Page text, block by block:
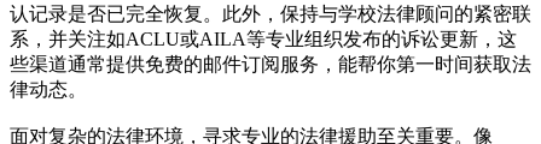
认记录是否已完全恢复。此外，保持与学校法律顾问的紧密联
系，并关注如ACLU或AILA等专业组织发布的诉讼更新，这
些渠道通常提供免费的邮件订阅服务，能帮你第一时间获取法
律动态。
面对复杂的法律环境，寻求专业的法律援助至关重要。像